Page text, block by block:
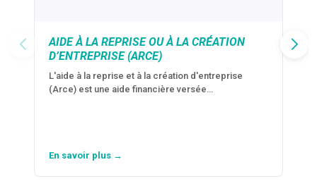
AIDE À LA REPRISE OU À LA CRÉATION
D’ENTREPRISE (ARCE)
L'aide à la reprise et à la création d'entreprise
(Arce) est une aide financière versée…
En savoir plus →